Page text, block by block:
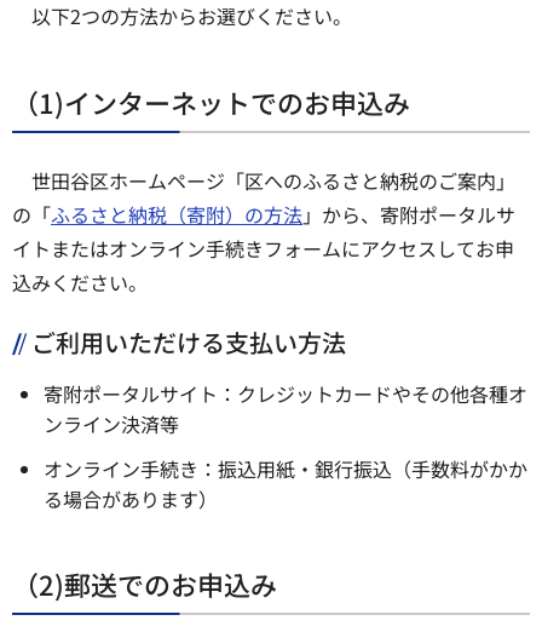
以下2つの方法からお選びください。
（1)インターネットでのお申込み
世田谷区ホームページ「区へのふるさと納税のご案内」
の「ふるさと納税（寄附）の方法」から、寄附ポータルサ
イトまたはオンライン手続きフォームにアクセスしてお申
込みください。
ご利用いただける支払い方法
寄附ポータルサイト：クレジットカードやその他各種オ
ンライン決済等
オンライン手続き：振込用紙・銀行振込（手数料がかか
る場合があります）
（2)郵送でのお申込み